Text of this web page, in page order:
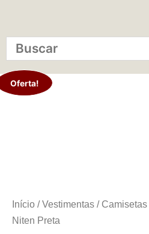
Oferta!
Início /Vestimentas / Camisetas
Niten Preta